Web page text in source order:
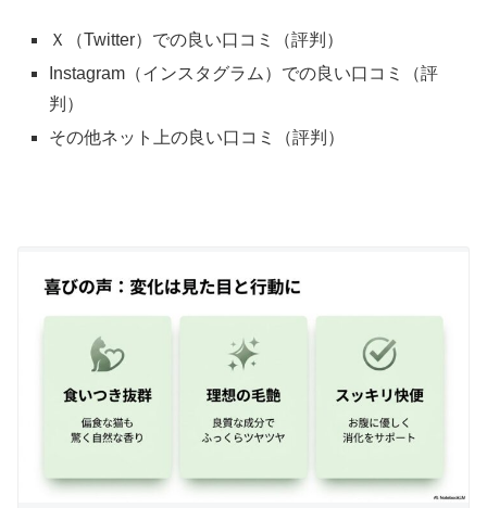
Ｘ（Twitter）での良い口コミ（評判）
Instagram（インスタグラム）での良い口コミ（評
判）
その他ネット上の良い口コミ（評判）